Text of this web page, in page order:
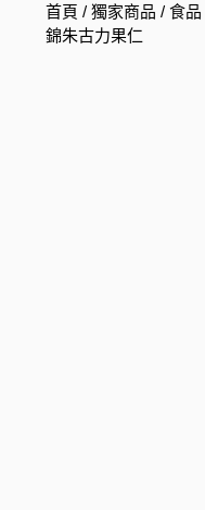
首頁 /獨家商品 /食品
錦朱古力果仁